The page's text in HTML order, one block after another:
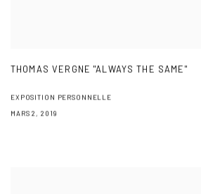
THOMAS VERGNE "ALWAYS THE SAME"
EXPOSITION PERSONNELLE
MARS 2, 2019